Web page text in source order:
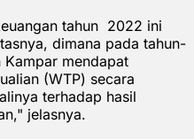
tahun 2022 ini
dimana pada tahun-
Kampar mendapat
(WTP) secara
terhadap hasil
jelasnya.